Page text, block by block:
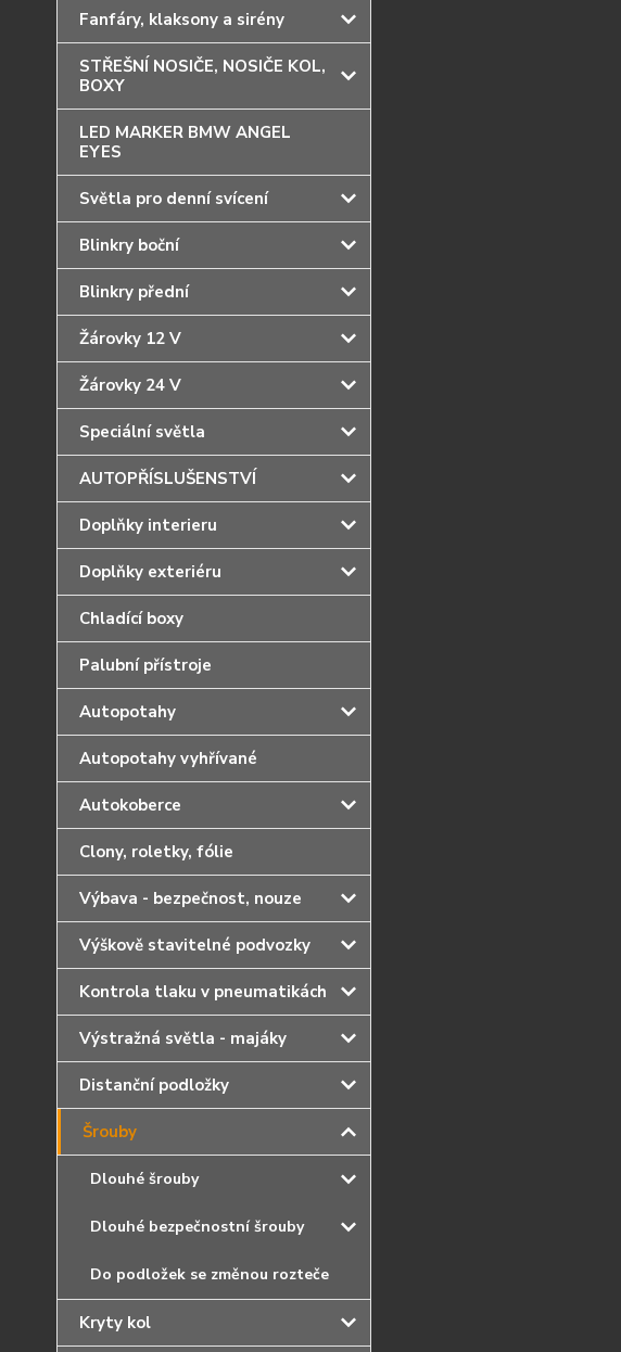
Fanfáry, klaksony a sirény
STŘEŠNÍ NOSIČE, NOSIČE KOL,
BOXY
LED MARKER BMW ANGEL
EYES
Světla pro denní svícení
Blinkry boční
Blinkry přední
Žárovky 12 V
Žárovky 24 V
Speciální světla
AUTOPŘÍSLUŠENSTVÍ
Doplňky interieru
Doplňky exteriéru
Chladící boxy
Palubní přístroje
Autopotahy
Autopotahy vyhřívané
Autokoberce
Clony, roletky, fólie
Výbava - bezpečnost, nouze
Výškově stavitelné podvozky
Kontrola tlaku v pneumatikách
Výstražná světla - majáky
Distanční podložky
Šrouby
Dlouhé šrouby
Dlouhé bezpečnostní šrouby
Do podložek se změnou rozteče
Kryty kol